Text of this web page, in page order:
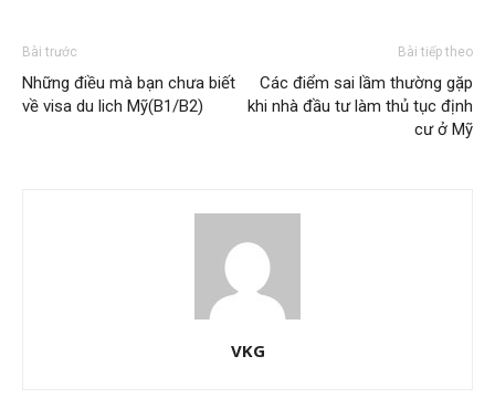
Bài trước
Những điều mà bạn chưa biết
về visa du lich Mỹ(B1/B2)
Bài tiếp theo
Các điểm sai lầm thường gặp
khi nhà đầu tư làm thủ tục định
cư ở Mỹ
VKG